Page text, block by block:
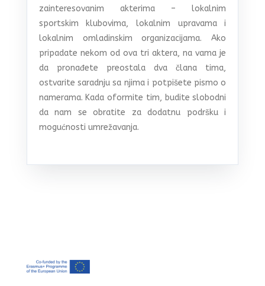
zainteresovanim akterima – lokalnim
sportskim klubovima, lokalnim upravama i
lokalnim omladinskim organizacijama. Ako
pripadate nekom od ova tri aktera, na vama je
da pronađete preostala dva člana tima,
ostvarite saradnju sa njima i potpišete pismo o
namerama. Kada oformite tim, budite slobodni
da nam se obratite za dodatnu podršku i
mogućnosti umrežavanja.